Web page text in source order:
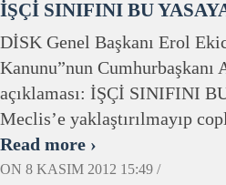
İŞÇİ SINIFINI BU
DİSK Genel Başkanı Erol
Kanunu”nun
açıklaması: İŞÇİ SINIFINI
Meclis’e yaklaştırılmayıp
Read more ›
ON 8 KASIM 2012 15:49 /